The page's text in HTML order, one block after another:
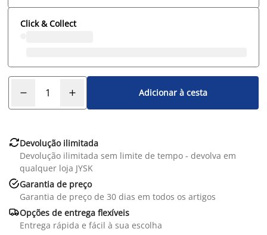
Click & Collect
Adicionar à cesta
Devolução ilimitada
Devolução ilimitada sem limite de tempo - devolva em
qualquer loja JYSK
Garantia de preço
Garantia de preço de 30 dias em todos os artigos
Opções de entrega flexíveis
Entrega rápida e fácil à sua escolha